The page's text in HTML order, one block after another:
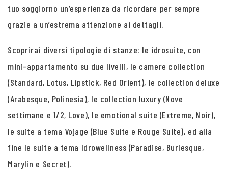
tuo soggiorno un’esperienza da ricordare per sempre
grazie a un’estrema attenzione ai dettagli.
Scoprirai diversi tipologie di stanze: le idrosuite, con
mini-appartamento su due livelli, le camere collection
(Standard, Lotus, Lipstick, Red Orient), le collection deluxe
(Arabesque, Polinesia), le collection luxury (Nove
settimane e 1/2, Love), le emotional suite (Extreme, Noir),
le suite a tema Vojage (Blue Suite e Rouge Suite), ed alla
fine le suite a tema Idrowellness (Paradise, Burlesque,
Marylin e Secret).